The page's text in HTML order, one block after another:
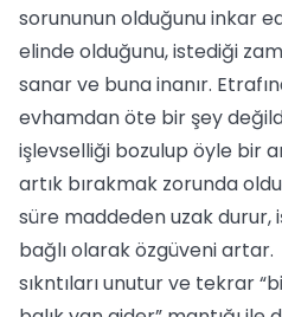
sorununun olduğunu inkar
elinde olduğunu, istediği
sanar ve buna inanır.
evhamdan öte bir şey
işlevselliği bozulup öyle bir
artık bırakmak zorunda
süre maddeden uzak durur,
bağlı olarak özgüveni artar.
sıkntıları unutur ve tekrar